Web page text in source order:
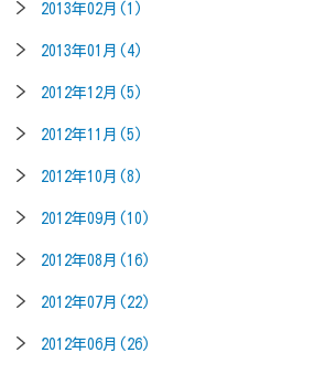
2013年02月(1)
2013年01月(4)
2012年12月(5)
2012年11月(5)
2012年10月(8)
2012年09月(10)
2012年08月(16)
2012年07月(22)
2012年06月(26)